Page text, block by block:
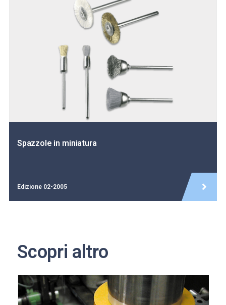
Spazzole in miniatura
Edizione 02-2005
Scopri altro